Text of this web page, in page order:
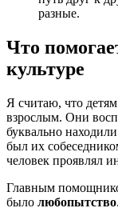
разные.
Что
культуре
Я считаю, что
взрослым. Они
буквально
был их
человек проявлял
Главным
было любопытство.